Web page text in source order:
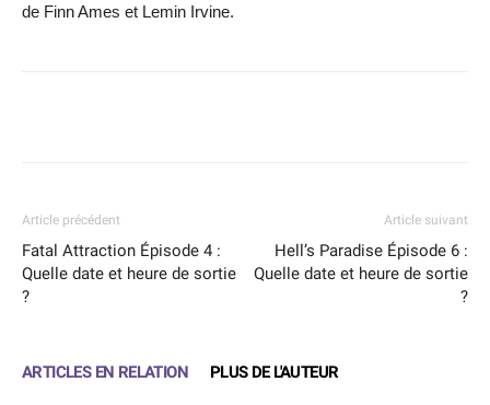
de Finn Ames et Lemin Irvine.
Article précédent
Fatal Attraction Épisode 4 :
Quelle date et heure de sortie
?
Article suivant
Hell’s Paradise Épisode 6 :
Quelle date et heure de sortie
?
ARTICLES EN RELATION PLUS DE L'AUTEUR